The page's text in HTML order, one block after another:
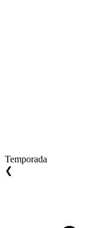
Temporada
❮